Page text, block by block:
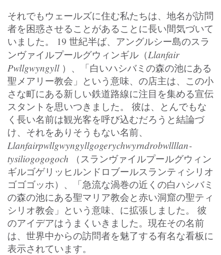
それでもウェールズに住む私たちは、地名が訪問
者を困惑させることがあることに長い間気づいて
いました。 19 世紀半ば、アングルシー島のスラ
ンヴァイルプールグウィンギル（Llanfair
Pwllgwyngyll ）、「白いハシバミの森の池にある
聖メアリー教会」という意味、の店主は、この小
さな町にある新しい鉄道路線に注目を集める宣伝
スタントを思いつきました。 彼は、とんでもな
く長い名前は観光客を呼び込むだろうと結論づ
け、それをありそうもない名前、
Llanfairpwllgwyngyllgogerychwyrndrobwll­llan­
tysilio­gogo­goch （スランヴァイルプールグウィン
ギルゴゲリッヒルンドロブールスランティシリオ
ゴゴゴッホ）、「急流な渦巻の近くの白ハシバミ
の森の池にある聖マリア教会と赤い洞窟の聖ティ
シリオ教会」という意味、に拡張しました。 彼
のアイデアはうまくいきました。現在その名前
は、世界中からの訪問者を魅了する有名な看板に
表示されています。